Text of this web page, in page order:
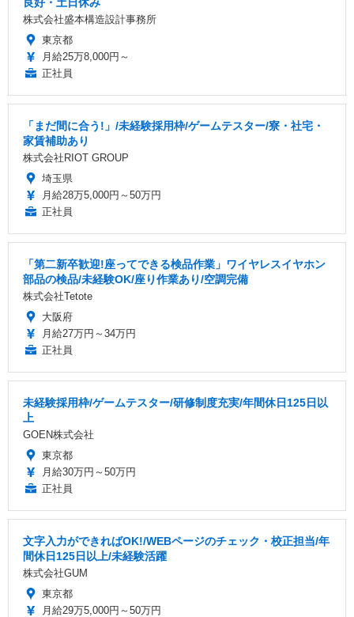
株式会社盛本構造設計事務所
東京都
月給25万8,000円～
正社員
「まだ間に合う!」/未経験採用枠/ゲームテスター/寮・社宅・
家賃補助あり
株式会社RIOT GROUP
埼玉県
月給28万5,000円～50万円
正社員
「第二新卒歓迎!座ってできる検品作業」ワイヤレスイヤホン
部品の検品/未経験OK/座り作業あり/空調完備
株式会社Tetote
大阪府
月給27万円～34万円
正社員
未経験採用枠/ゲームテスター/研修制度充実/年間休日125日以
上
GOEN株式会社
東京都
月給30万円～50万円
正社員
文字入力ができればOK!/WEBページのチェック・校正担当/年
間休日125日以上/未経験活躍
株式会社GUM
東京都
月給29万5,000円～50万円